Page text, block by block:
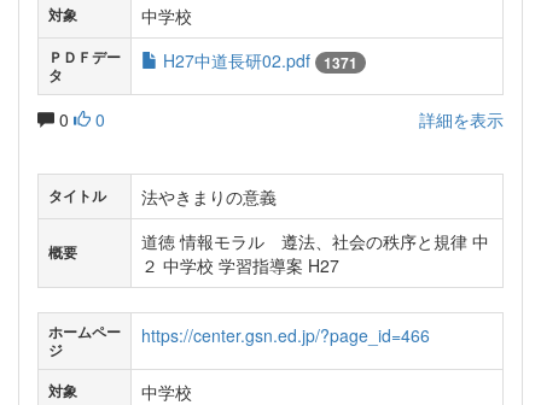
対象 中学校
ＰＤＦデー
タ
H27中道長研02.pdf 1371
0 0 詳細を表示
タイトル 法やきまりの意義
概要
道徳 情報モラル 遵法、社会の秩序と規律 中
２ 中学校 学習指導案 H27
ホームペー
ジ
https://center.gsn.ed.jp/?page_id=466
対象 中学校